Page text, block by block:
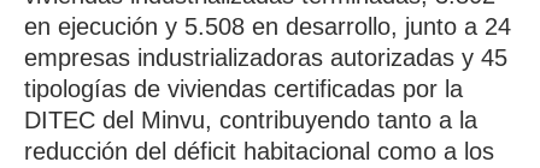
en ejecución y 5.508 en desarrollo, junto a 24
empresas industrializadoras autorizadas y 45
tipologías de viviendas certificadas por la
DITEC del Minvu, contribuyendo tanto a la
reducción del déficit habitacional como a los